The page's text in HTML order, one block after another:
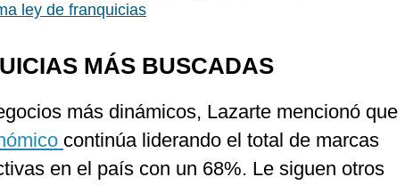
ley de franquicias
MÁS BUSCADAS
más dinámicos, Lazarte mencionó que
continúa liderando el total de marcas
en el país con un 68%. Le siguen otros